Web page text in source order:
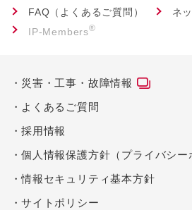
FAQ（よくあるご質問）
ネ
IP-Members®
災害・工事・故障情報
よくあるご質問
採用情報
個人情報保護方針（プライバシー
情報セキュリティ基本方針
サイトポリシー